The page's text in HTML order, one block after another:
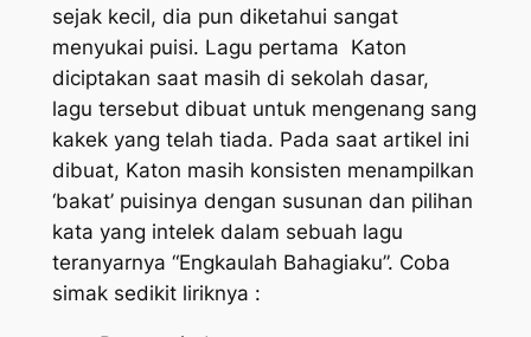
sejak kecil, dia pun diketahui sangat
menyukai puisi. Lagu pertama Katon
diciptakan saat masih di sekolah dasar,
lagu tersebut dibuat untuk mengenang sang
kakek yang telah tiada. Pada saat artikel ini
dibuat, Katon masih konsisten menampilkan
‘bakat’ puisinya dengan susunan dan pilihan
kata yang intelek dalam sebuah lagu
teranyarnya “Engkaulah Bahagiaku”. Coba
simak sedikit liriknya :